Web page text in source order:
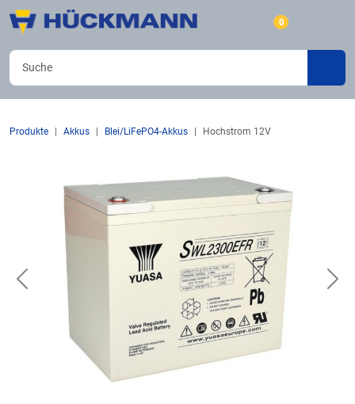
0
Produkte Akkus Blei/LiFePO4-Akkus Hochstrom 12V
Previous